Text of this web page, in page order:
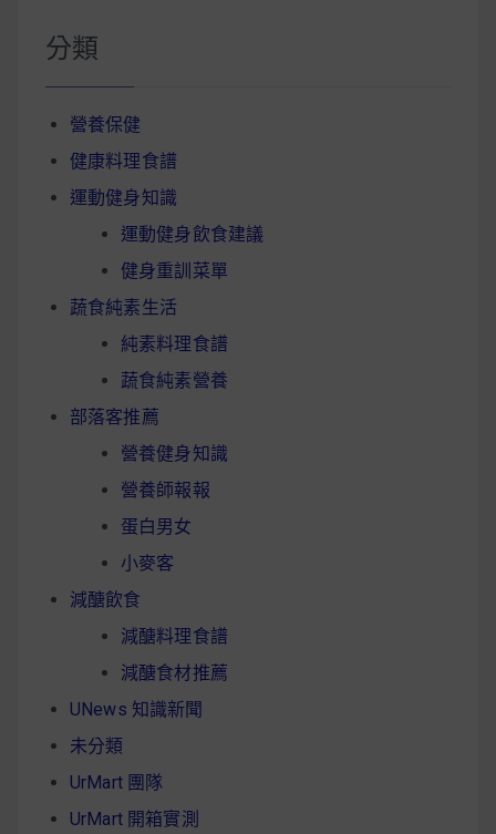
分類
營養保健
健康料理食譜
運動健身知識
運動健身飲食建議
健身重訓菜單
蔬食純素生活
純素料理食譜
蔬食純素營養
部落客推薦
營養健身知識
營養師報報
蛋白男女
小麥客
減醣飲食
減醣料理食譜
減醣食材推薦
UNews 知識新聞
未分類
UrMart 團隊
UrMart 開箱實測